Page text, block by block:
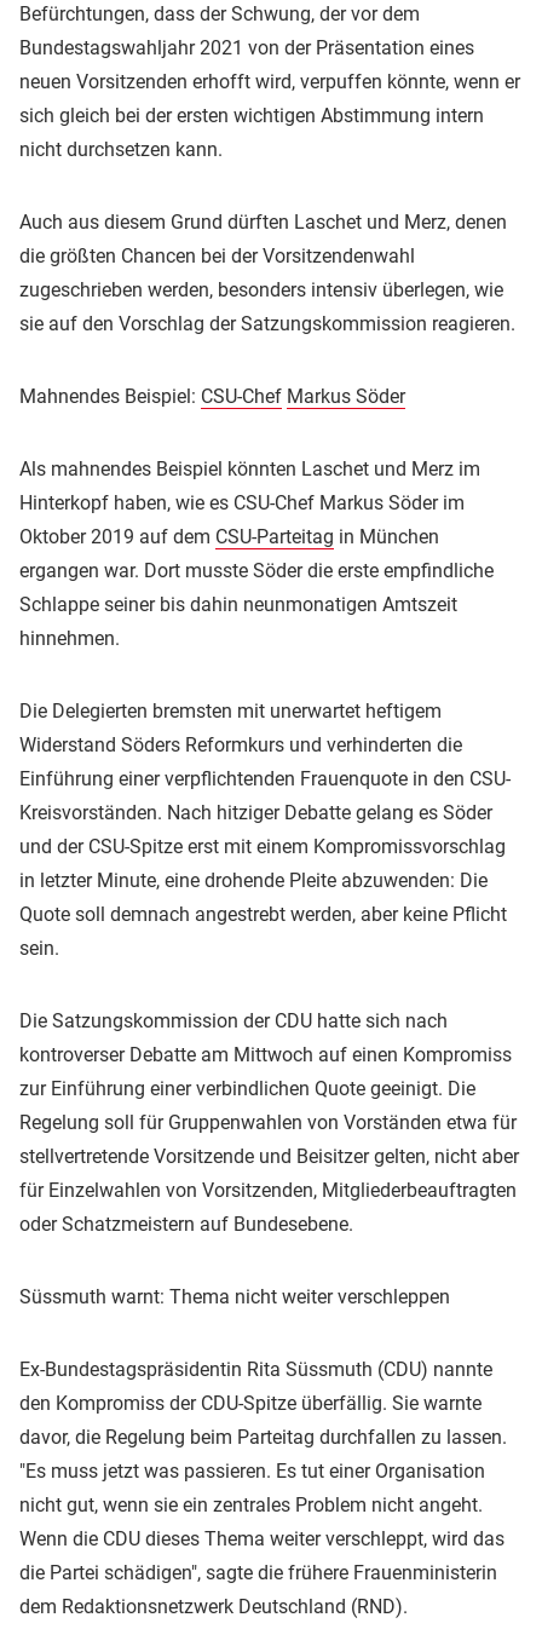
Befürchtungen, dass der Schwung, der vor dem
Bundestagswahljahr 2021 von der Präsentation eines
neuen Vorsitzenden erhofft wird, verpuffen könnte, wenn er
sich gleich bei der ersten wichtigen Abstimmung intern
nicht durchsetzen kann.
Auch aus diesem Grund dürften Laschet und Merz, denen
die größten Chancen bei der Vorsitzendenwahl
zugeschrieben werden, besonders intensiv überlegen, wie
sie auf den Vorschlag der Satzungskommission reagieren.
Mahnendes Beispiel: CSU-Chef Markus Söder
Als mahnendes Beispiel könnten Laschet und Merz im
Hinterkopf haben, wie es CSU-Chef Markus Söder im
Oktober 2019 auf dem CSU-Parteitag in München
ergangen war. Dort musste Söder die erste empfindliche
Schlappe seiner bis dahin neunmonatigen Amtszeit
hinnehmen.
Die Delegierten bremsten mit unerwartet heftigem
Widerstand Söders Reformkurs und verhinderten die
Einführung einer verpflichtenden Frauenquote in den CSU-
Kreisvorständen. Nach hitziger Debatte gelang es Söder
und der CSU-Spitze erst mit einem Kompromissvorschlag
in letzter Minute, eine drohende Pleite abzuwenden: Die
Quote soll demnach angestrebt werden, aber keine Pflicht
sein.
Die Satzungskommission der CDU hatte sich nach
kontroverser Debatte am Mittwoch auf einen Kompromiss
zur Einführung einer verbindlichen Quote geeinigt. Die
Regelung soll für Gruppenwahlen von Vorständen etwa für
stellvertretende Vorsitzende und Beisitzer gelten, nicht aber
für Einzelwahlen von Vorsitzenden, Mitgliederbeauftragten
oder Schatzmeistern auf Bundesebene.
Süssmuth warnt: Thema nicht weiter verschleppen
Ex-Bundestagspräsidentin Rita Süssmuth (CDU) nannte
den Kompromiss der CDU-Spitze überfällig. Sie warnte
davor, die Regelung beim Parteitag durchfallen zu lassen.
"Es muss jetzt was passieren. Es tut einer Organisation
nicht gut, wenn sie ein zentrales Problem nicht angeht.
Wenn die CDU dieses Thema weiter verschleppt, wird das
die Partei schädigen", sagte die frühere Frauenministerin
dem Redaktionsnetzwerk Deutschland (RND).